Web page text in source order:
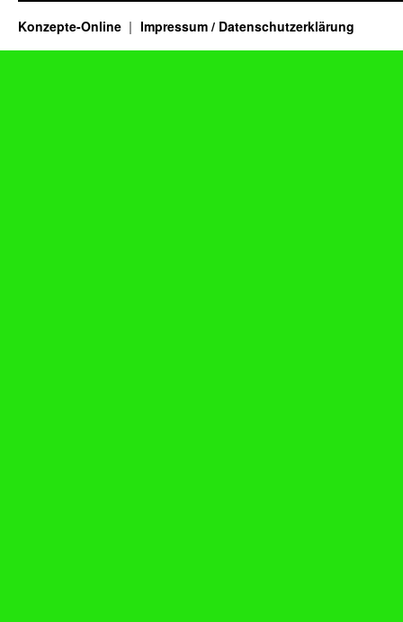
Konzepte-Online Impressum / Datenschutzerklärung